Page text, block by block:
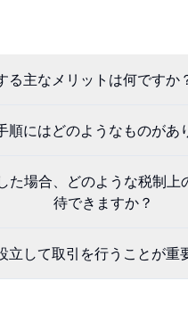
る主なメリットは何ですか
順にはどのようなものがあ
た場合、どのような税制上
待できますか？
立して取引を行うことが重